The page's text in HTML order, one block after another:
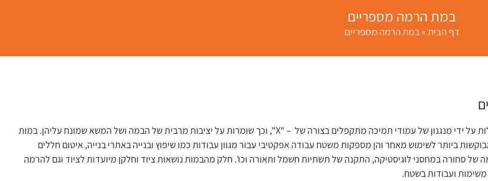
במת הרמה מספריים
דף הבית»במת הרמה מספריים
במות הרמה מספריים פועלות על ידי מנגנון של עמודי תמיכה מתקפלים בצורה של – "X", וכך שומרות על יציבות מרבית של הבמה ושל המשא שמונח עליהן. במות
ביותר לשימוש מאחר והן מספקות משטח עבודה אפקטיבי עבור מגוון עבודות כמו שיפוץ ובנייה באתרי בנייה, איטום חללים
של סחורה במחסני לוגיסטיקה, התקנה של תשתיות חשמל ותאורה וכו'. חלק מהבמות נושאות ציוד וחלקן מיועדות לציוד וגם להרמה
ועבודות בשטח.